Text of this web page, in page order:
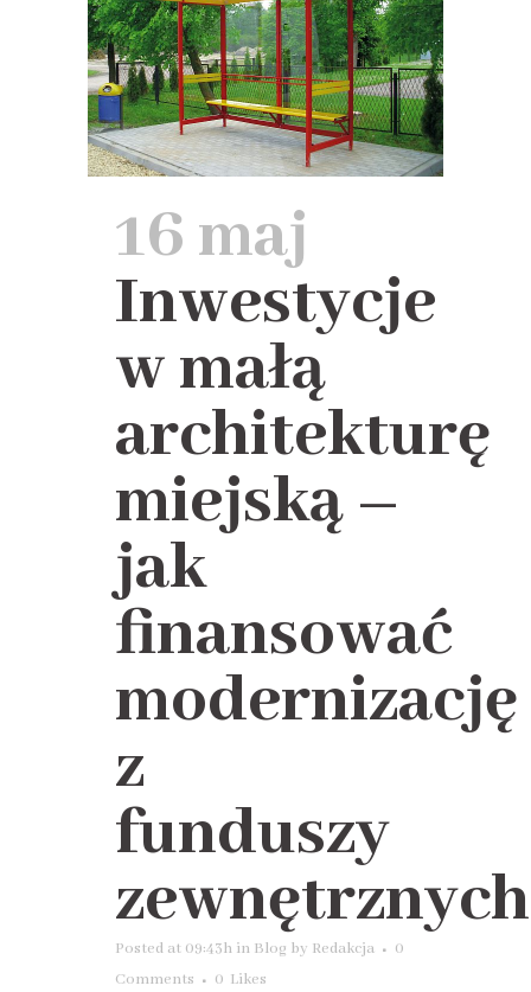
16 maj
Inwestycje
w małą
architekturę
miejską –
jak
finansować
modernizację
z
funduszy
Posted at 09:43h in Blog by Redakcja
0
Comments
0 Likes